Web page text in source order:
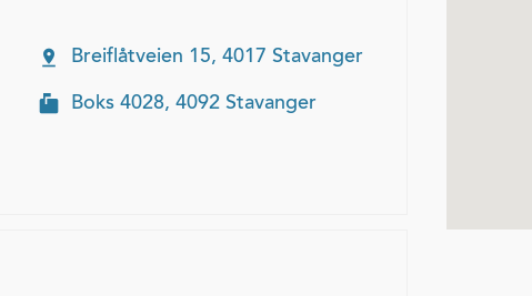
Breiflåtveien 15, 4017 Stavanger
Boks 4028, 4092 Stavanger